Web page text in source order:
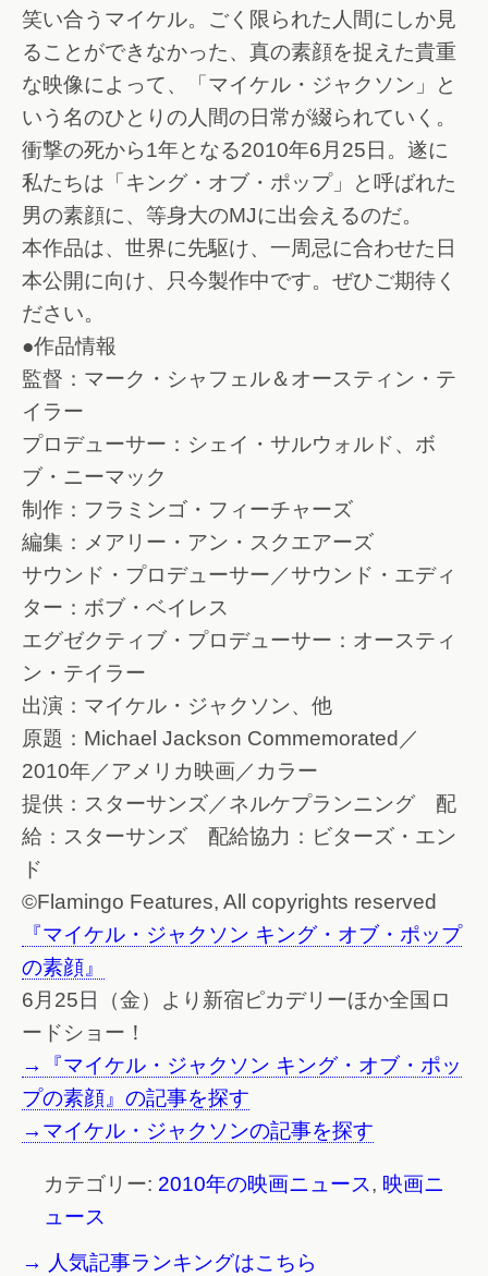
笑い合うマイケル。ごく限られた人間にしか見
ることができなかった、真の素顔を捉えた貴重
な映像によって、「マイケル・ジャクソン」と
いう名のひとりの人間の日常が綴られていく。
衝撃の死から1年となる2010年6月25日。遂に
私たちは「キング・オブ・ポップ」と呼ばれた
男の素顔に、等身大のMJに出会えるのだ。
本作品は、世界に先駆け、一周忌に合わせた日
本公開に向け、只今製作中です。ぜひご期待く
ださい。
●作品情報
監督：マーク・シャフェル＆オースティン・テ
イラー
プロデューサー：シェイ・サルウォルド、ボ
ブ・ニーマック
制作：フラミンゴ・フィーチャーズ
編集：メアリー・アン・スクエアーズ
サウンド・プロデューサー／サウンド・エディ
ター：ボブ・ベイレス
エグゼクティブ・プロデューサー：オースティ
ン・テイラー
出演：マイケル・ジャクソン、他
原題：Michael Jackson Commemorated／
2010年／アメリカ映画／カラー
提供：スターサンズ／ネルケプランニング 配
給：スターサンズ 配給協力：ビターズ・エン
ド
©Flamingo Features, All copyrights reserved
『マイケル・ジャクソン キング・オブ・ポップ
の素顔』
6月25日（金）より新宿ピカデリーほか全国ロ
ードショー！
→『マイケル・ジャクソン キング・オブ・ポッ
プの素顔』の記事を探す
→マイケル・ジャクソンの記事を探す
カテゴリー: 2010年の映画ニュース, 映画ニ
ュース
→ 人気記事ランキングはこちら